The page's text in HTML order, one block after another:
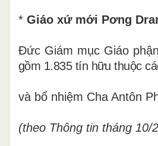
* Giáo xứ mới Pơng
Đức Giám mục Giáo
gồm 1.835 tín hữu thuộc
và bổ nhiệm Cha Antôn
(theo Thông tin tháng 10/